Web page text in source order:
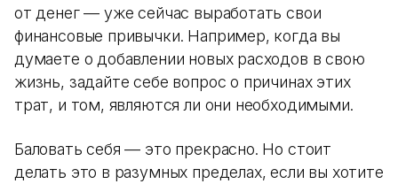
от денег — уже сейчас выработать свои
финансовые привычки. Например, когда вы
думаете о добавлении новых расходов в свою
жизнь, задайте себе вопрос о причинах этих
трат, и том, являются ли они необходимыми.
Баловать себя — это прекрасно. Но стоит
делать это в разумных пределах, если вы хотите